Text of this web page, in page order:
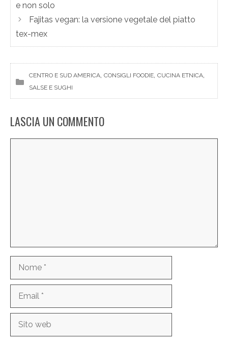
e non solo
Fajitas vegan: la versione vegetale del piatto
tex-mex
CENTRO E SUD AMERICA, CONSIGLI FOODIE, CUCINA ETNICA
SALSE E SUGHI
LASCIA UN COMMENTO
web